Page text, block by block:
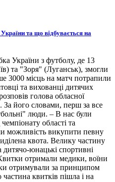
та що відбувається на
України з футболу, де 13
та "Зоря" (Луганськ), змогли
3000 місць на матч потрапили
та вихованці дитячих
голова обласної
За його словами, перш за все
люди. – В нас були
області та
можливість викупити певну
квота. Велику частину
юнацькі спортивні
отримали медики, воїни
отримували за принципом
квитків пішла і на